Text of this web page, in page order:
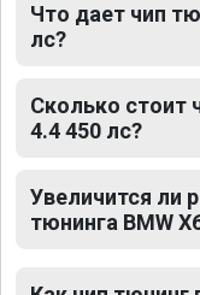
Что дает чип
лс?
Сколько стоит
4.4 450 лс?
Увеличится ли
тюнинга BMW